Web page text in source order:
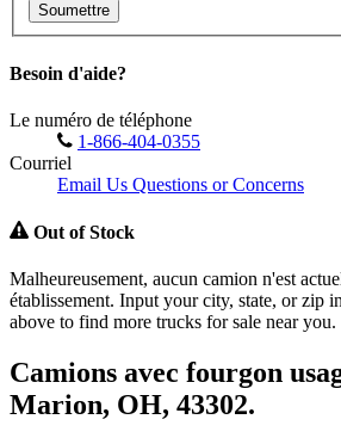
Soumettre
Besoin d'aide?
Le numéro de téléphone
1-866-404-0355
Courriel
Email Us Questions or Concerns
Out of Stock
Malheureusement, aucun camion n'est
établissement. Input your city, state, or zip
above to find more trucks for sale near you.
Camions avec fourgon
Marion, OH, 43302.